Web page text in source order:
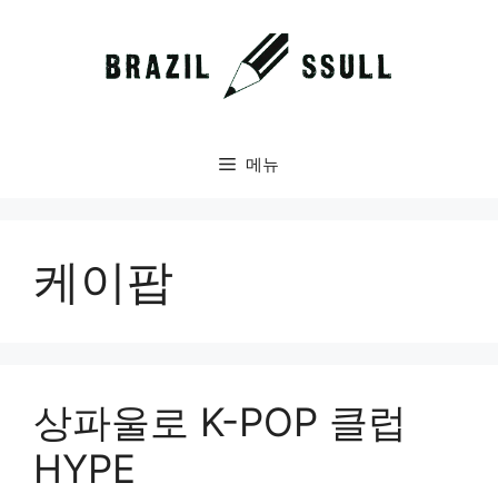
메뉴
케이팝
상파울로 K-POP 클럽
HYPE